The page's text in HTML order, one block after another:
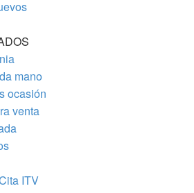
mano
ocasión
venta
ITV